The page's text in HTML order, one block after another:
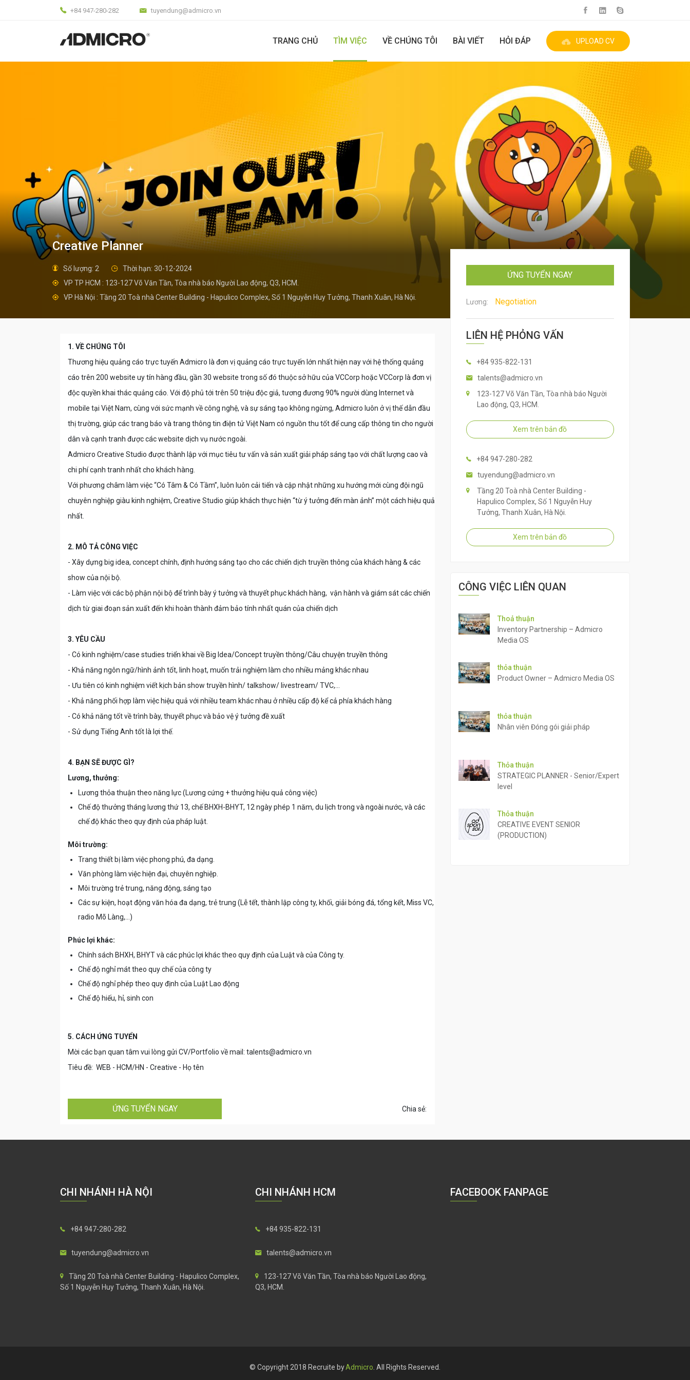
+84 947-280-282 tuyendung@admicro.vn
UPLOAD CV
TRANG CHỦ TÌM VIỆC VỀ CHÚNG TÔI BÀI VIẾT HỎI ĐÁP
Creative Planner
Số lượng: 2
Thời hạn: 30-12-2024
VP TP HCM : 123-127 Võ Văn Tần, Tòa nhà báo Người Lao động, Q3, HCM.
VP Hà Nội : Tầng 20 Toà nhà Center Building - Hapulico Complex, Số 1 Nguyễn Huy Tưởng, Thanh Xuân, Hà Nội.
1. VỀ CHÚNG TÔI
Thương hiệu quảng cáo trực tuyến Admicro là đơn vị quảng cáo trực tuyến lớn nhất hiện nay với hệ thống quảng
cáo trên 200 website uy tín hàng đầu, gần 30 website trong số đó thuộc sở hữu của VCCorp hoặc VCCorp là đơn vị
độc quyền khai thác quảng cáo. Với độ phủ tới trên 50 triệu độc giả, tương đương 90% người dùng Internet và
mobile tại Việt Nam, cùng với sức mạnh về công nghệ, và sự sáng tạo không ngừng, Admicro luôn ở vị thế dẫn đầu
thị trường, giúp các trang báo và trang thông tin điện tử Việt Nam có nguồn thu tốt để cung cấp thông tin cho người
dân và cạnh tranh được các website dịch vụ nước ngoài.
Admicro Creative Studio được thành lập với mục tiêu tư vấn và sản xuất giải pháp sáng tạo với chất lượng cao và
chi phí cạnh tranh nhất cho khách hàng.
Với phương châm làm việc “Có Tâm & Có Tầm”, luôn luôn cải tiến và cập nhật những xu hướng mới cùng đội ngũ
chuyên nghiệp giàu kinh nghiệm, Creative Studio giúp khách thực hiện “từ ý tưởng đến màn ảnh” một cách hiệu quả
nhất.
2. MÔ TẢ CÔNG VIỆC
- Xây dựng big idea, concept chính, định hướng sáng tạo cho các chiến dịch truyền thông của khách hàng & các
show của nội bộ.
- Làm việc với các bộ phận nội bộ để trình bày ý tưởng và thuyết phục khách hàng, vận hành và giám sát các chiến
dịch từ giai đoạn sản xuất đến khi hoàn thành đảm bảo tính nhất quán của chiến dịch
3. YÊU CẦU
- Có kinh nghiệm/case studies triển khai về Big Idea/Concept truyền thông/Câu chuyện truyền thông
- Khả năng ngôn ngữ/hình ảnh tốt, linh hoạt, muốn trải nghiệm làm cho nhiều mảng khác nhau
- Ưu tiên có kinh nghiệm viết kịch bản show truyền hình/ talkshow/ livestream/ TVC,...
- Khả năng phối hợp làm việc hiệu quả với nhiều team khác nhau ở nhiều cấp độ kể cả phía khách hàng
- Có khả năng tốt về trình bày, thuyết phục và bảo vệ ý tưởng đề xuất
- Sử dụng Tiếng Anh tốt là lợi thế.
4. BẠN SẼ ĐƯỢC GÌ?
Lương, thưởng:
Lương thỏa thuận theo năng lực (Lương cứng + thưởng hiệu quả công việc)
Chế độ thưởng tháng lương thứ 13, chế BHXH-BHYT, 12 ngày phép 1 năm, du lịch trong và ngoài nước, và các
chế độ khác theo quy định của pháp luật.
Môi trường:
Trang thiết bị làm việc phong phú, đa dạng.
Văn phòng làm việc hiện đại, chuyên nghiệp.
Môi trường trẻ trung, năng động, sáng tạo
Các sự kiện, hoạt động văn hóa đa dạng, trẻ trung (Lễ tết, thành lập công ty, khối, giải bóng đá, tổng kết, Miss VC,
radio Mõ Làng,…)
Phúc lợi khác:
Chính sách BHXH, BHYT và các phúc lợi khác theo quy định của Luật và của Công ty.
Chế độ nghỉ mát theo quy chế của công ty
Chế độ nghỉ phép theo quy định của Luật Lao động
Chế độ hiếu, hỉ, sinh con
5. CÁCH ỨNG TUYỂN
Mời các bạn quan tâm vui lòng gửi CV/Portfolio về mail: talents@admicro.vn
Tiêu đề: WEB - HCM/HN - Creative - Họ tên
ỨNG TUYỂN NGAY Chia sẻ:
ỨNG TUYỂN NGAY
Lương: Negotiation
LIÊN HỆ PHỎNG VẤN
+84 935-822-131
talents@admicro.vn
123-127 Võ Văn Tần, Tòa nhà báo Người
Lao động, Q3, HCM.
Xem trên bản đồ
+84 947-280-282
tuyendung@admicro.vn
Tầng 20 Toà nhà Center Building -
Hapulico Complex, Số 1 Nguyễn Huy
Tưởng, Thanh Xuân, Hà Nội.
Xem trên bản đồ
CÔNG VIỆC LIÊN QUAN
Thoả thuận
Inventory Partnership – Admicro
Media OS
thỏa thuận
Product Owner – Admicro Media OS
thỏa thuận
Nhân viên Đóng gói giải pháp
Thỏa thuận
STRATEGIC PLANNER - Senior/Expert
level
Thỏa thuận
CREATIVE EVENT SENIOR
(PRODUCTION)
CHI NHÁNH HÀ NỘI
+84 947-280-282
tuyendung@admicro.vn
Tầng 20 Toà nhà Center Building - Hapulico Complex,
Số 1 Nguyễn Huy Tưởng, Thanh Xuân, Hà Nội.
CHI NHÁNH HCM
+84 935-822-131
talents@admicro.vn
123-127 Võ Văn Tần, Tòa nhà báo Người Lao động,
Q3, HCM.
FACEBOOK FANPAGE
© Copyright 2018 Recruite byAdmicro . All Rights Reserved.